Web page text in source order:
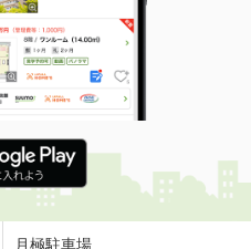
月極駐車場